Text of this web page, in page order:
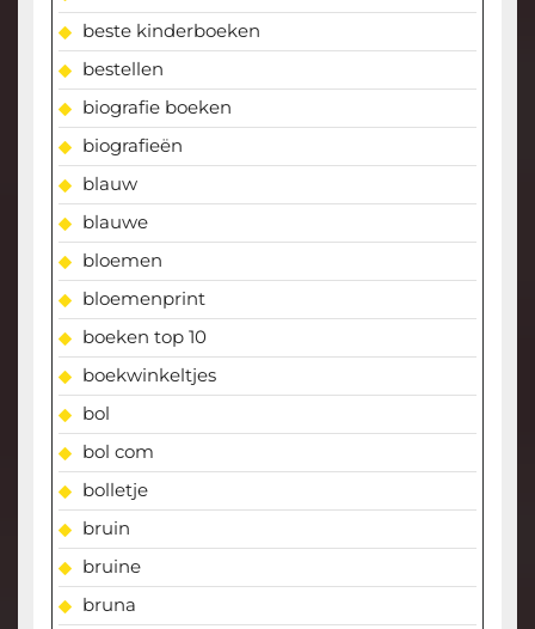
beste kinderboeken
bestellen
biografie boeken
biografieën
blauw
blauwe
bloemen
bloemenprint
boeken top 10
boekwinkeltjes
bol
bol com
bolletje
bruin
bruine
bruna